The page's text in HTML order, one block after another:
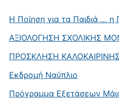
Η Ποίηση για τα Παιδιά … η
AΞΙΟΛΟΓΗΣΗ ΣΧΟΛΙΚΗΣ
ΠΡΟΣΚΛΗΣΗ
Εκδρομή Ναύπλιο
Πρόγραμμα Εξετάσεων